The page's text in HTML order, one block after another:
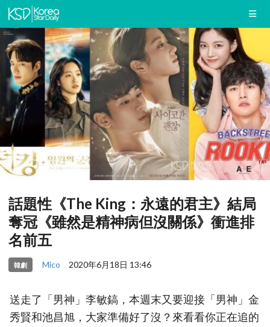
話題性《The King：永遠的君主》結局
奪冠《雖然是精神病但沒關係》衝進排
名前五
韓劇 Mico 2020年6月18日 13:46
送走了「男神」李敏鎬，本週末又要迎接「男神」金
秀賢和池昌旭，大家準備好了沒？來看看你正在追的